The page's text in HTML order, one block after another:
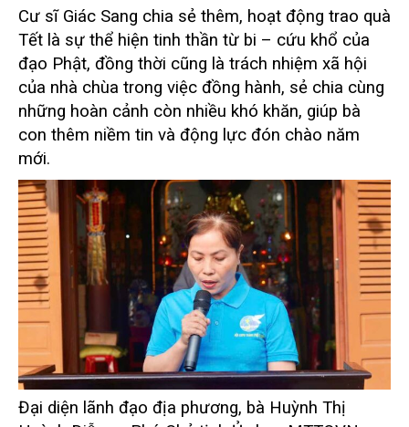
Cư sĩ Giác Sang chia sẻ thêm, hoạt động trao quà
Tết là sự thể hiện tinh thần từ bi – cứu khổ của
đạo Phật, đồng thời cũng là trách nhiệm xã hội
của nhà chùa trong việc đồng hành, sẻ chia cùng
những hoàn cảnh còn nhiều khó khăn, giúp bà
con thêm niềm tin và động lực đón chào năm
mới.
Đại diện lãnh đạo địa phương, bà Huỳnh Thị